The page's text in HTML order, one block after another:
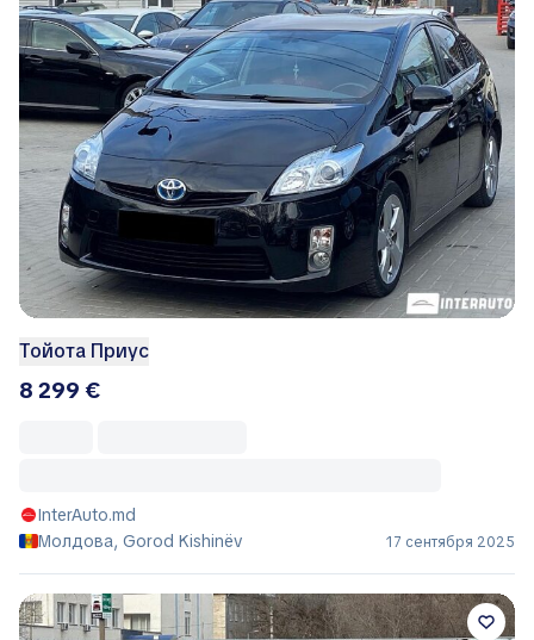
Тойота Приус
8 299 €
InterAuto.md
Молдова, Gorod Kishinëv
17 сентября 2025